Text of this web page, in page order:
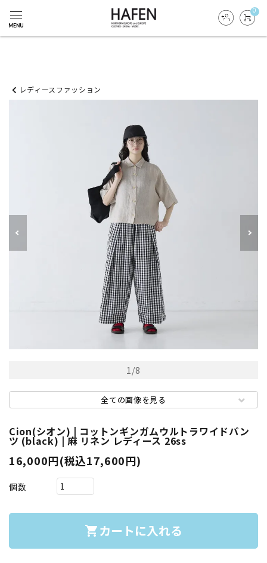
0
レディースファッション
1/8
全ての画像を見る
Cion(シオン) | コットンギンガムウルトラワイドパン
ツ (black) | 麻 リネン レディース 26ss
16,000円(税込17,600円)
個数
shopping_cart カートに入れる